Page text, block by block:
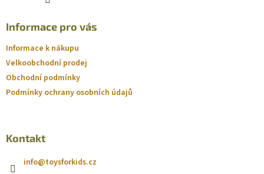
Informace pro vás
Informace k nákupu
Velkoobchodní prodej
Obchodní podmínky
Podmínky ochrany osobních údajů
Kontakt
info@toysforkids.cz